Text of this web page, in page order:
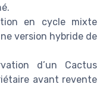
en cycle mixte
version hybride de
d’un Cactus
avant revente